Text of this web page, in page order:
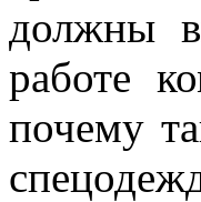
должны
работе
почему